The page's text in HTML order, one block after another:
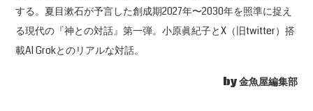
する。夏目漱石が予言した創成期2027年〜2030年を照準に捉え
る現代の『神との対話』第一弾。小原眞紀子とX（旧twitter）搭
載AI Grokとのリアルな対話。
by 金魚屋編集部